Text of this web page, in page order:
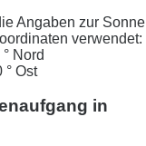
Angaben zur Sonne
verwendet:
Nord
° Ost
in